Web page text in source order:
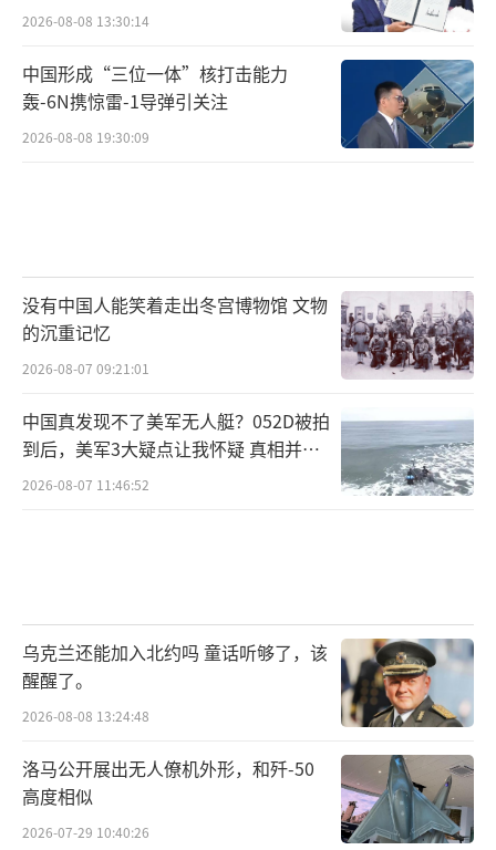
2026-08-08 13:30:14
中国形成“三位一体”核打击能力
轰-6N携惊雷-1导弹引关注
2026-08-08 19:30:09
没有中国人能笑着走出冬宫博物馆 文物
的沉重记忆
2026-08-07 09:21:01
中国真发现不了美军无人艇？052D被拍
到后，美军3大疑点让我怀疑 真相并非
如此
2026-08-07 11:46:52
乌克兰还能加入北约吗 童话听够了，该
醒醒了。
2026-08-08 13:24:48
洛马公开展出无人僚机外形，和歼-50
高度相似
2026-07-29 10:40:26